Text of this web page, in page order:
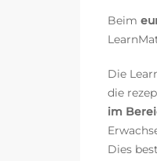
Beim
Die
die
im
Dies